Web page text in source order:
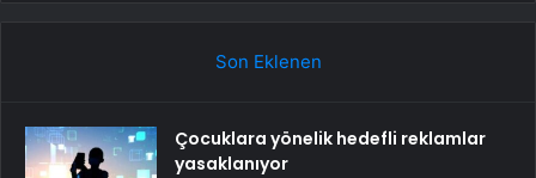
Son Eklenen
Çocuklara yönelik hedefli reklamlar
yasaklanıyor